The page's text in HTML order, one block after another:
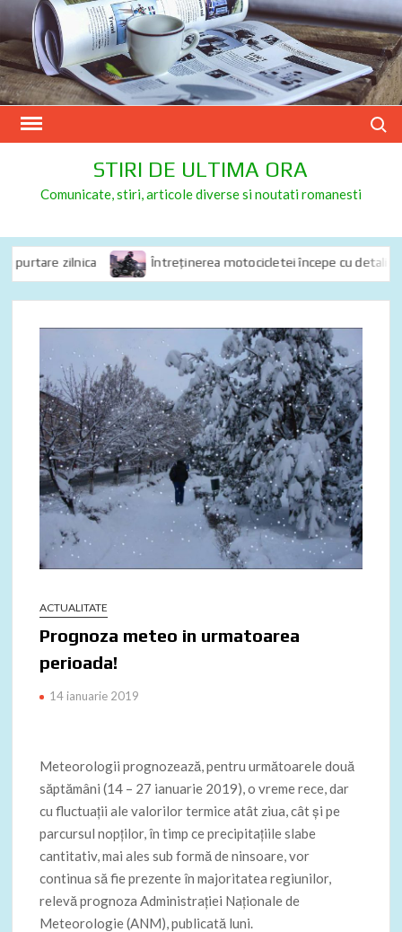
Skip
to
content
STIRI DE ULTIMA ORA
Comunicate, stiri, articole diverse si noutati romanesti
zilnica Întreținerea motocicletei începe cu detalii: de
ACTUALITATE
Prognoza meteo in urmatoarea
perioada!
14 ianuarie 2019
Meteorologii prognozează, pentru următoarele două
săptămâni (14 – 27 ianuarie 2019), o vreme rece, dar
cu fluctuaţii ale valorilor termice atât ziua, cât şi pe
parcursul nopţilor, în timp ce precipitaţiile slabe
cantitativ, mai ales sub formă de ninsoare, vor
continua să fie prezente în majoritatea regiunilor,
relevă prognoza Administraţiei Naţionale de
Meteorologie (ANM), publicată luni.